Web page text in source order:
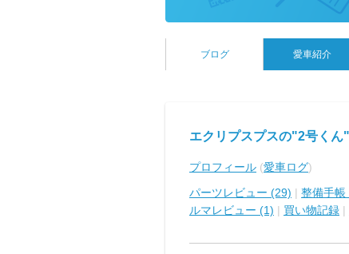
ブログ 愛車紹介
エクリプスプスの"2号くん"
プロフィール (愛車ログ)
パーツレビュー (29) | 整備手帳
ルマレビュー (1) | 買い物記録 |